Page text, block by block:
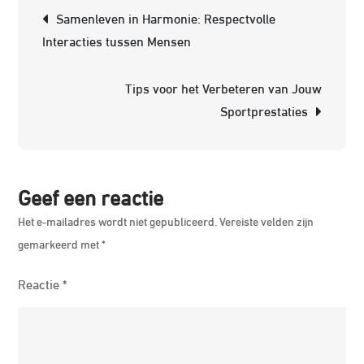
Samenleven in Harmonie: Respectvolle
Interacties tussen Mensen
Tips voor het Verbeteren van Jouw
Sportprestaties
Geef een reactie
Het e-mailadres wordt niet gepubliceerd. Vereiste velden zijn
gemarkeerd met*
Reactie*